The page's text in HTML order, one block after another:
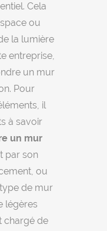
Cela
ou
la lumière
entreprise,
un mur
Pour
il
à savoir
un mur
par son
ou
de mur
légères
chargé de